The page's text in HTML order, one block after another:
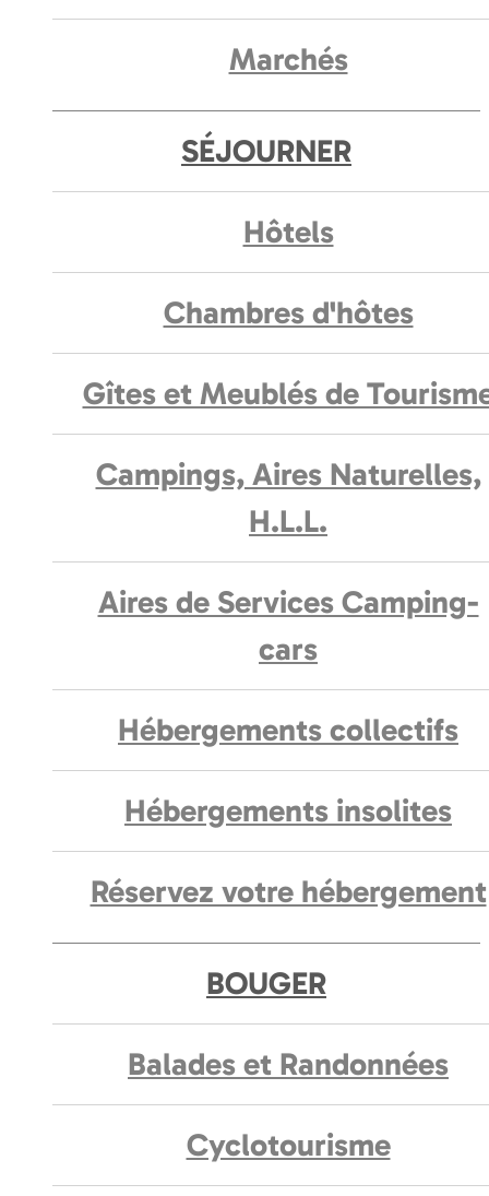
Marchés
SÉJOURNER
Hôtels
Chambres d'hôtes
Gîtes et Meublés de
Campings, Aires Naturelles,
H.L.L.
Aires de Services Camping-
cars
Hébergements collectifs
Hébergements insolites
Réservez votre hébergement
BOUGER
Balades et Randonnées
Cyclotourisme